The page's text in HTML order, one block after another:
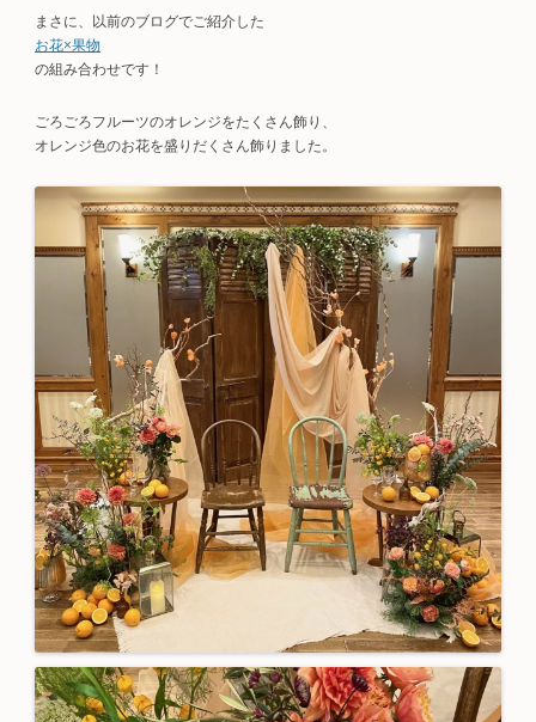
まさに、以前のブログでご紹介した
お花×果物
の組み合わせです！
ごろごろフルーツのオレンジをたくさん飾り、
オレンジ色のお花を盛りだくさん飾りました。